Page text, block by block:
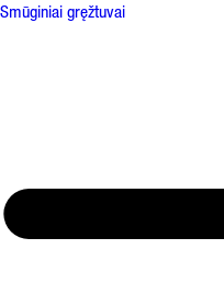
Smūginiai gręžtuvai